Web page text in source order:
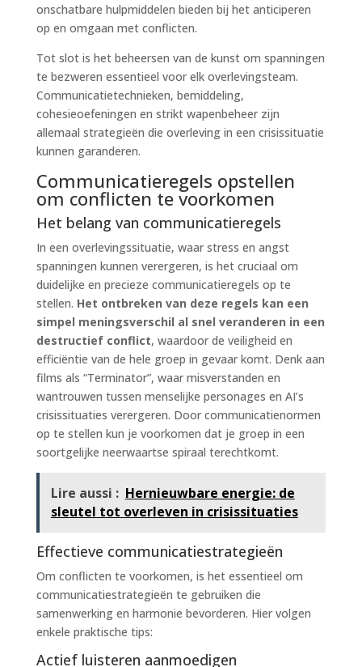
onschatbare hulpmiddelen bieden bij het anticiperen
op en omgaan met conflicten.
Tot slot is het beheersen van de kunst om spanningen
te bezweren essentieel voor elk overlevingsteam.
Communicatietechnieken, bemiddeling,
cohesieoefeningen en strikt wapenbeheer zijn
allemaal strategieën die overleving in een crisissituatie
kunnen garanderen.
Communicatieregels opstellen
om conflicten te voorkomen
Het belang van communicatieregels
In een overlevingssituatie, waar stress en angst
spanningen kunnen verergeren, is het cruciaal om
duidelijke en precieze communicatieregels op te
stellen. Het ontbreken van deze regels kan een
simpel meningsverschil al snel veranderen in een
destructief conflict, waardoor de veiligheid en
efficiëntie van de hele groep in gevaar komt. Denk aan
films als “Terminator”, waar misverstanden en
wantrouwen tussen menselijke personages en AI’s
crisissituaties verergeren. Door communicatienormen
op te stellen kun je voorkomen dat je groep in een
soortgelijke neerwaartse spiraal terechtkomt.
Lire aussi : Hernieuwbare energie: de
sleutel tot overleven in crisissituaties
Effectieve communicatiestrategieën
Om conflicten te voorkomen, is het essentieel om
communicatiestrategieën te gebruiken die
samenwerking en harmonie bevorderen. Hier volgen
enkele praktische tips:
Actief luisteren aanmoedigen